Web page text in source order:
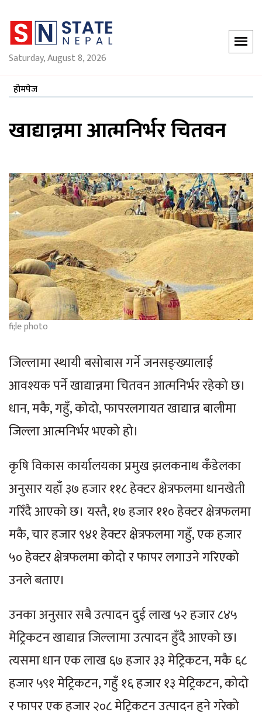
Saturday, August 8, 2026
होमपेज
खाद्यान्नमा आत्मनिर्भर चितवन
fi;le photo
जिल्लामा स्थायी बसोबास गर्ने जनसङ्ख्यालाई
आवश्यक पर्ने खाद्यान्नमा चितवन आत्मनिर्भर रहेको छ।
धान, मकै, गहुँ, कोदो, फापरलगायत खाद्यान्न बालीमा
जिल्ला आत्मनिर्भर भएको हो।
कृषि विकास कार्यालयका प्रमुख झलकनाथ कँडेलका
अनुसार यहाँ ३७ हजार ११८ हेक्टर क्षेत्रफलमा धानखेती
गरिँदै आएको छ। यस्तै, १७ हजार ११० हेक्टर क्षेत्रफलमा
मकै, चार हजार ९४१ हेक्टर क्षेत्रफलमा गहुँ, एक हजार
५० हेक्टर क्षेत्रफलमा कोदो र फापर लगाउने गरिएको
उनले बताए।
उनका अनुसार सबै उत्पादन दुई लाख ५२ हजार ८४५
मेट्रिकटन खाद्यान्न जिल्लामा उत्पादन हुँदै आएको छ।
त्यसमा धान एक लाख ६७ हजार ३३ मेट्रिकटन, मकै ६८
हजार ५९१ मेट्रिकटन, गहुँ १६ हजार १३ मेट्रिकटन, कोदो
र फापर एक हजार २०८ मेट्रिकटन उत्पादन हुने गरेको